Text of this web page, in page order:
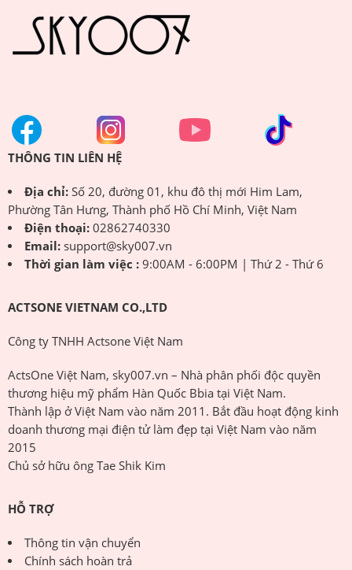
THÔNG TIN LIÊN HỆ
Địa chỉ:Số 20, đường 01, khu đô thị mới Him Lam,
Phường Tân Hưng, Thành phố Hồ Chí Minh, Việt Nam
Điện thoại:02862740330
Email:support@sky007.vn
Thời gian làm việc :9:00AM - 6:00PM | Thứ 2 - Thứ 6
ACTSONE VIETNAM CO.,LTD
Công ty TNHH Actsone Việt Nam
ActsOne Việt Nam, sky007.vn – Nhà phân phối độc quyền
thương hiệu mỹ phẩm Hàn Quốc Bbia tại Việt Nam.
Thành lập ở Việt Nam vào năm 2011. Bắt đầu hoạt động kinh
doanh thương mại điện tử làm đẹp tại Việt Nam vào năm
2015
Chủ sở hữu ông Tae Shik Kim
HỖ TRỢ
Thông tin vận chuyển
Chính sách hoàn trả